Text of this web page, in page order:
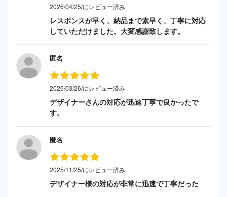
2026/04/25/にレビュー済み
レスポンスが早く、納品まで素早く、丁寧に対応
していただけました。大変感謝致します。
匿名
2026/03/26/にレビュー済み
デザイナーさんの対応が迅速丁寧で良かったで
す。
匿名
2025/11/25/にレビュー済み
デザイナー様の対応が非常に迅速で丁寧だった